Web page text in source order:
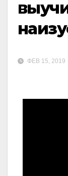
ФЕВ 15, 2019